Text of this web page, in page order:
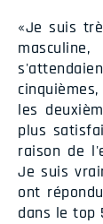
«Je suis
les
plus
raison de
Je suis
ont
dans le top